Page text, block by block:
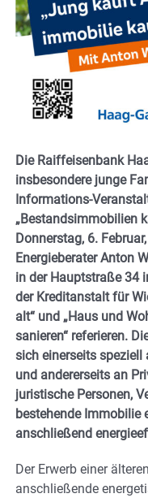
Die Raiffeisenbank
insbesondere junge
Informations-
„Bestandsimmobilien
Donnerstag, 6.
Energieberater Anton
in der Hauptstraße 34
der Kreditanstalt für
alt“ und „Haus und
sanieren“ referieren.
sich einerseits
und andererseits an
juristische Personen,
bestehende Immobilie
anschließend
Der Erwerb einer
anschließende